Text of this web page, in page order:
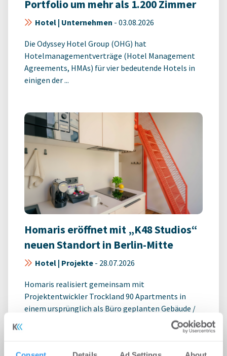
Portfolio um mehr als 1.200 Zimmer
Hotel | Unternehmen - 03.08.2026
Die Odyssey Hotel Group (OHG) hat
Hotelmanagementverträge (Hotel Management
Agreements, HMAs) für vier bedeutende Hotels in
einigen der ...
Homaris eröffnet mit „K48 Studios“
neuen Standort in Berlin-Mitte
Hotel | Projekte - 28.07.2026
Homaris realisiert gemeinsam mit
Projektentwickler Trockland 90 Apartments in
einem ursprünglich als Büro geplanten Gebäude /